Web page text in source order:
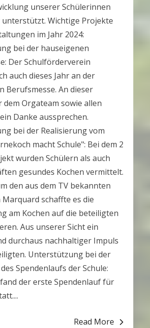
unserer Schülerinnen
unterstützt. Wichtige Projekte
im Jahr 2024:
bei der hauseigenen
Der Schulförderverein
auch dieses Jahr an der
Berufsmesse. An dieser
dem Orgateam sowie allen
Danke aussprechen.
bei der Realisierung vom
macht Schule": Bei dem 2
wurden Schülern als auch
gesundes Kochen vermittelt.
den aus dem TV bekannten
Marquard schaffte es die
am Kochen auf die beteiligten
Aus unserer Sicht ein
durchaus nachhaltiger Impuls
Unterstützung bei der
Spendenlaufs der Schule:
der erste Spendenlauf für
Read More